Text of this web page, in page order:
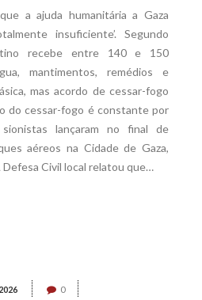
a ajuda humanitária a Gaza
insuficiente’. Segundo
recebe entre 140 e 150
mantimentos, remédios e
mas acordo de cessar-fogo
do cessar-fogo é constante por
lançaram no final de
aéreos na Cidade de Gaza,
Civil local relatou que…
0